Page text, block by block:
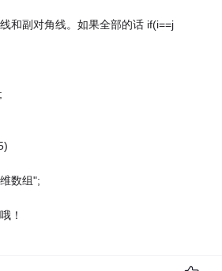
和副对角线。如果全部的话 if(i==j
数组";
！